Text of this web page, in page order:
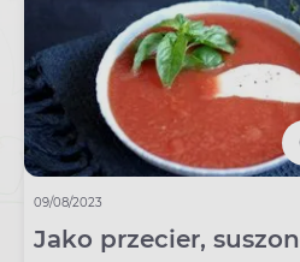
09/08/2023
Jako przecier,